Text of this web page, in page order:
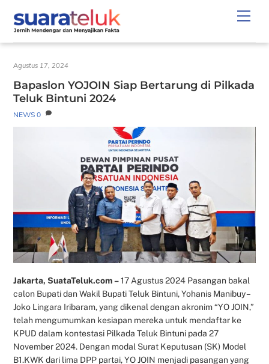
content
Agustus 17, 2024
Bapaslon YOJOIN Siap Bertarung di Pilkada
Teluk Bintuni 2024
NEWS 0
Jakarta, SuataTeluk.com –17 Agustus 2024 Pasangan bakal
calon Bupati dan Wakil Bupati Teluk Bintuni, Yohanis Manibuy –
Joko Lingara Iribaram, yang dikenal dengan akronim “YO JOIN,”
telah mengumumkan kesiapan mereka untuk mendaftar ke
KPUD dalam kontestasi Pilkada Teluk Bintuni pada 27
November 2024. Dengan modal Surat Keputusan (SK) Model
B1.KWK dari lima DPP partai, YO JOIN menjadi pasangan yang